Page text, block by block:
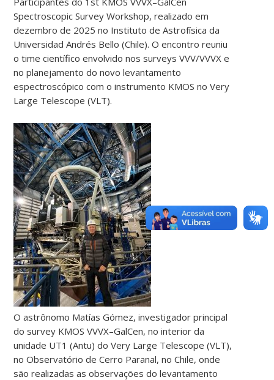
Spectroscopic Survey Workshop, realizado em
dezembro de 2025 no Instituto de Astrofísica da
Universidad Andrés Bello (Chile). O encontro reuniu
o time científico envolvido nos surveys VVV/VVVX e
no planejamento do novo levantamento
espectroscópico com o instrumento KMOS no Very
Large Telescope (VLT).
O astrônomo Matías Gómez, investigador principal
do survey KMOS VVVX–GalCen, no interior da
unidade UT1 (Antu) do Very Large Telescope (VLT),
no Observatório de Cerro Paranal, no Chile, onde
são realizadas as observações do levantamento